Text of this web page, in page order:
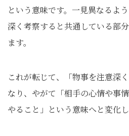
という意味です。一見異なるよ
深く考察すると共通している部
ます。
これが転じて、「物事を注意深
なり、やがて「相手の心情や事
やること」という意味へと変化し